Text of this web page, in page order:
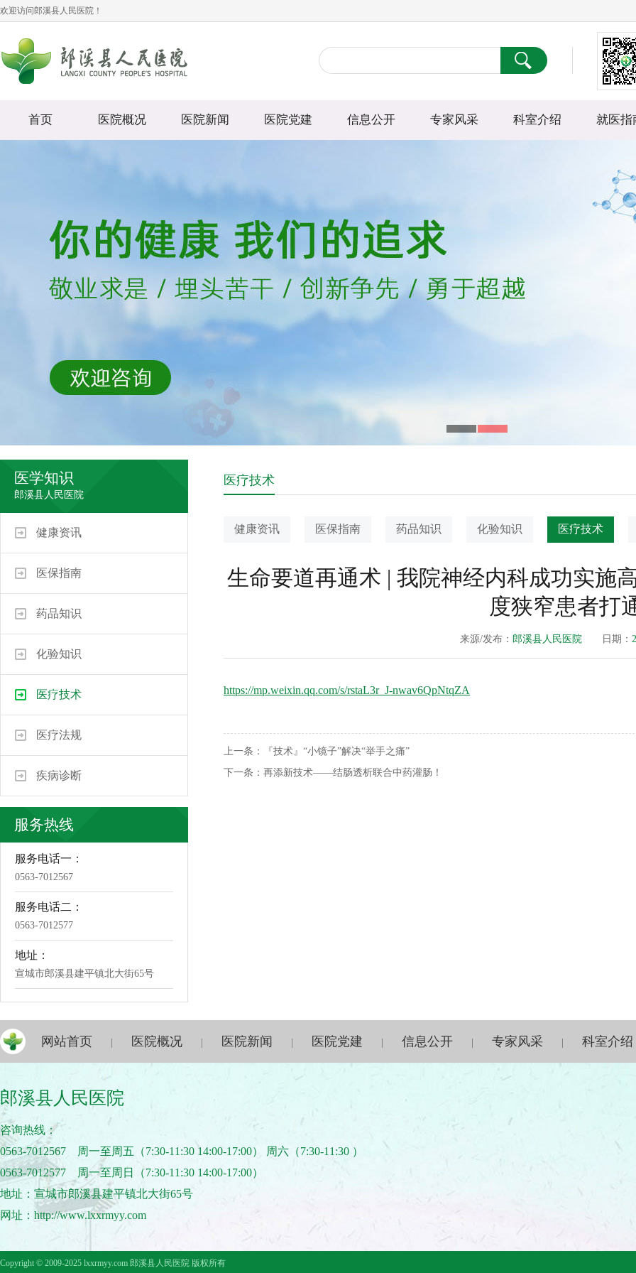
欢迎访问郎溪县人民医院！
首页 医院概况 医院新闻 医院党建 信息公开 专家风采 科室介绍 就医指
医学知识
郎溪县人民医院
健康资讯
医保指南
药品知识
化验知识
医疗技术
医疗法规
疾病诊断
服务热线
服务电话一：
0563-7012567
服务电话二：
0563-7012577
地址：
宣城市郎溪县建平镇北大街65号
医疗技术
健康资讯 医保指南 药品知识 化验知识 医疗技术
生命要道再通术 | 我院神经内科成功实施
度狭窄患者打
来源/发布： 郎溪县人民医院日期：
https://mp.weixin.qq.com/s/rstaL3r_J-nwav6QpNtqZA
上一条：
『技术』“小镜子”解决“举手之痛”
下一条： 再添新技术——结肠透析联合中药灌肠！
网站首页 医院概况 医院新闻 医院党建 信息公开 专家风采 科室介绍
郎溪县人民医院
咨询热线：
0563-7012567 周一至周五（7:30-11:30 14:00-17:00） 周六（7:30-11:30 ）
0563-7012577 周一至周日（7:30-11:30 14:00-17:00）
地址：宣城市郎溪县建平镇北大街65号
网址：http://www.lxxrmyy.com
Copyright © 2009-2025 lxxrmyy.com 郎溪县人民医院 版权所有